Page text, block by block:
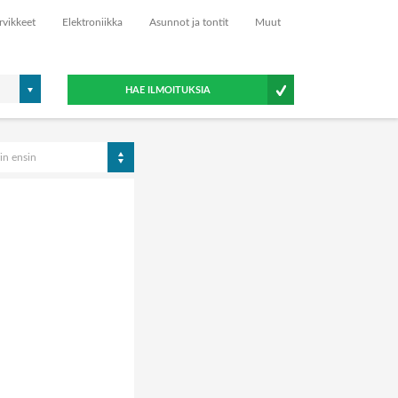
Elektroniikka Asunnot ja tontit Muut
HAE ILMOITUKSIA
ensin